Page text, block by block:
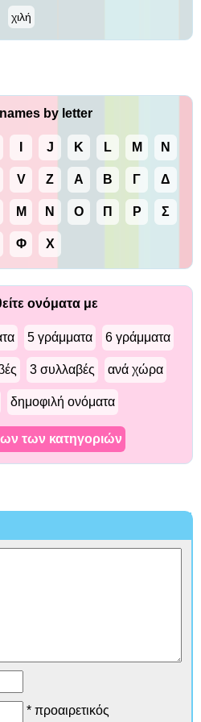
χιλή
by letter
J K L M N
V Z Α Β Γ Δ
Μ Ν Ο Π Ρ Σ
Φ Χ
ονόματα με
5 γράμματα 6 γράμματα
3 συλλαβές ανά χώρα
δημοφιλή ονόματα
των κατηγοριών
* προαιρετικός